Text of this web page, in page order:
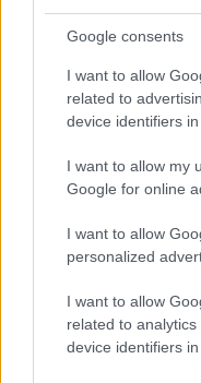
Google consents
I want to allow
related to
device identifiers in
I want to allow my
Google for online
I want to allow
personalized
I want to allow
related to
device identifiers in
ΣΗΜΕΡΑ ΣΤΟ